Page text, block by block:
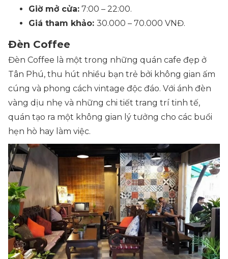
Giờ mở cửa: 7:00 – 22:00.
Giá tham khảo: 30.000 – 70.000 VNĐ.
Đèn Coffee
Đèn Coffee là một trong những quán cafe đẹp ở
Tân Phú, thu hút nhiều bạn trẻ bởi không gian ấm
cúng và phong cách vintage độc đáo. Với ánh đèn
vàng dịu nhẹ và những chi tiết trang trí tinh tế,
quán tạo ra một không gian lý tưởng cho các buổi
hẹn hò hay làm việc.